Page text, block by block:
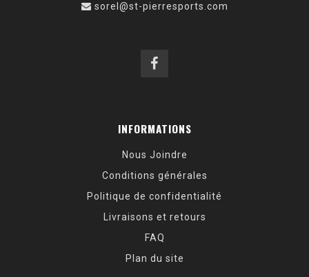
sorel@st-pierresports.com
INFORMATIONS
Nous Joindre
Conditions générales
Politique de confidentialité
Livraisons et retours
FAQ
Plan du site